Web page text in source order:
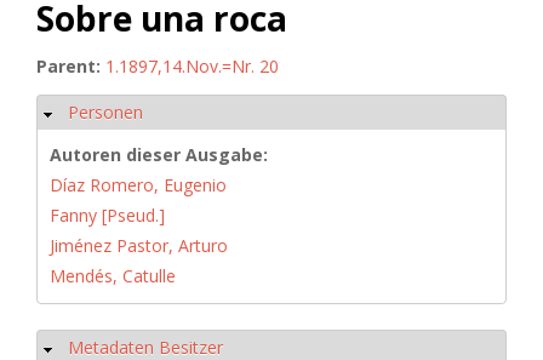
Sobre una roca
Parent: 1.1897,14.Nov.=Nr. 20
Ausblenden
Personen
Autoren dieser Ausgabe:
Díaz Romero, Eugenio
Fanny [Pseud.]
Jiménez Pastor, Arturo
Mendés, Catulle
Ausblenden
Metadaten Besitzer